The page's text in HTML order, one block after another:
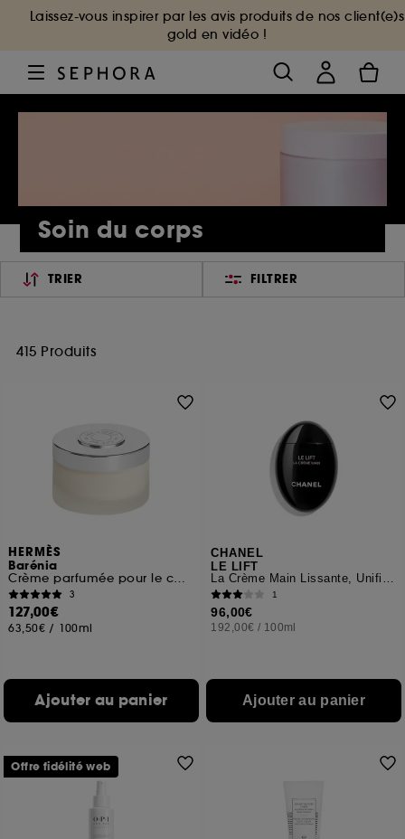
Laissez-vous inspirer par les avis produits de nos client(e)s
gold en vidéo !
Soin du corps
TRIER FILTRER
415 Produits
HERMÈS
Barénia
Crème parfumée pour le corps
3
127,00€
63,50€ / 100ml
Ajouter au panier
CHANEL
LE LIFT
La Crème Main Lissante, Unifiante et Redensifiante
1
96,00€
192,00€ / 100ml
Ajouter au panier
Offre fidélité web